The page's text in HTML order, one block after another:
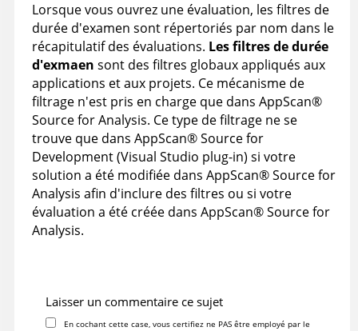
Lorsque vous ouvrez une évaluation, les filtres de
durée d'examen sont répertoriés par nom dans le
récapitulatif des évaluations. Les filtres de durée
d'exmaen sont des filtres globaux appliqués aux
applications et aux projets. Ce mécanisme de
filtrage n'est pris en charge que dans AppScan®
Source for Analysis. Ce type de filtrage ne se
trouve que dans AppScan®Source for
Development (Visual Studio plug-in) si votre
solution a été modifiée dans AppScan®Source for
Analysis afin d'inclure des filtres ou si votre
évaluation a été créée dans AppScan®Source for
Analysis.
Laisser un commentaire ce sujet
En cochant cette case, vous certifiez ne PAS être employé par le